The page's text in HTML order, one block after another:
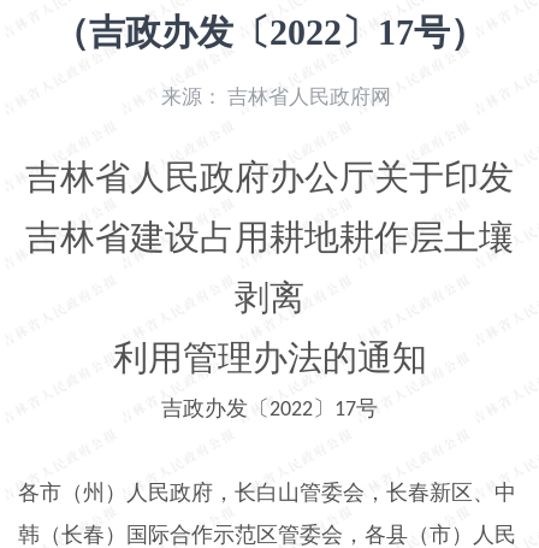
（吉政办发〔2022〕17号）
来源： 吉林省人民政府网
吉林省人民政府办公厅关于印发
吉林省建设占用耕地耕作层土壤
剥离
利用管理办法的通知
吉政办发〔2022〕 17号
各市（州）人民政府，长白山管委会，长春新区、中
韩（长春）国际合作示范区管委会，各县（市）人民